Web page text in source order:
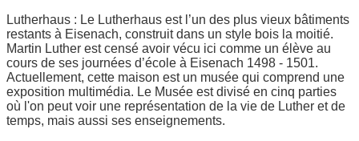
Lutherhaus : Le Lutherhaus est l’un des plus vieux bâtiments
restants à Eisenach, construit dans un style bois la moitié.
Martin Luther est censé avoir vécu ici comme un élève au
cours de ses journées d’école à Eisenach 1498 - 1501.
Actuellement, cette maison est un musée qui comprend une
exposition multimédia. Le Musée est divisé en cinq parties
où l'on peut voir une représentation de la vie de Luther et de
temps, mais aussi ses enseignements.